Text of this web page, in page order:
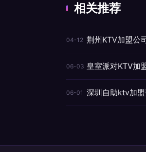
相关推荐
04-12 荆州KTV加盟公
06-03 皇室派对KTV加
06-01 深圳自助ktv加